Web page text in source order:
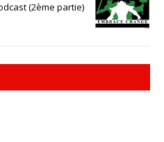
(2ème partie)